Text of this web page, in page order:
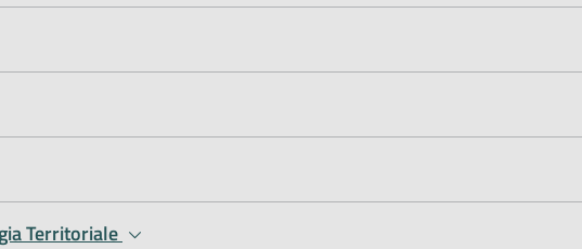
Territoriale